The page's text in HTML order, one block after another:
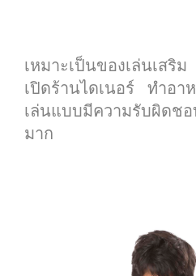
เหมาะเป็นของเล่นเส
เปิดร้านไดเนอร์ ทำอา
เล่นแบบมีความรับผิด
มาก